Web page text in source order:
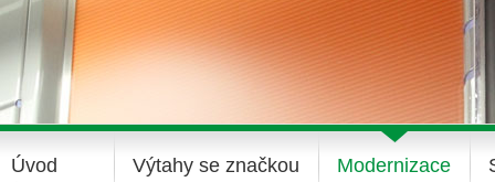
Úvod Výtahy se značkou Modernizace